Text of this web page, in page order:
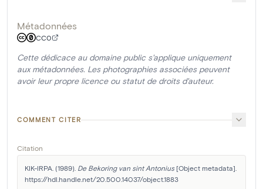
Métadonnées
CC0
Cette dédicace au domaine public s'applique uniquement
aux métadonnées. Les photographies associées peuvent
avoir leur propre licence ou statut de droits d'auteur.
COMMENT CITER
Citation
KIK-IRPA. (1989). De Bekoring van sint Antonius [Object metadata].
https://hdl.handle.net/20.500.14037/object.1883